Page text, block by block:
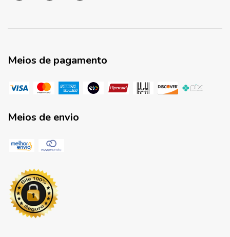
Meios de pagamento
Meios de envio